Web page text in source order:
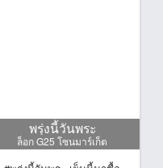
พรุ่งนี้วันพระ
ล็อก G25 โซนมาร์เก็ต